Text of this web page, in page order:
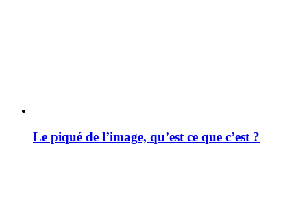
Le piqué de l’image, qu’est ce que c’est ?